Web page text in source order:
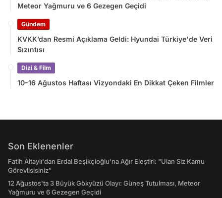
Meteor Yağmuru ve 6 Gezegen Geçidi
Gündem
KVKK’dan Resmi Açıklama Geldi: Hyundai Türkiye'de Veri
Sızıntısı
Dizi & Film
10-16 Ağustos Haftası Vizyondaki En Dikkat Çeken Filmler
Son Eklenenler
Fatih Altaylı'dan Erdal Beşikçioğlu'na Ağır Eleştiri: "Ulan Siz Kamu
Görevlisisiniz"
12 Ağustos'ta 3 Büyük Gökyüzü Olayı: Güneş Tutulması, Meteor
Yağmuru ve 6 Gezegen Geçidi